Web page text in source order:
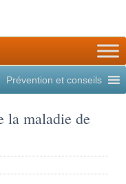
Prévention et conseils
la maladie de